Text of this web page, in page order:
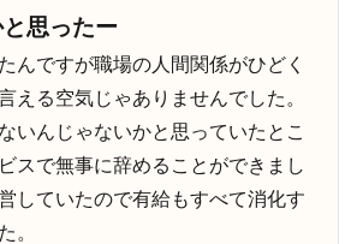
思ったー
んですが職場の人間関係がひどく
える空気じゃありませんでした。
いんじゃないかと思っていたとこ
スで無事に辞めることができまし
していたので有給もすべて消化す
。